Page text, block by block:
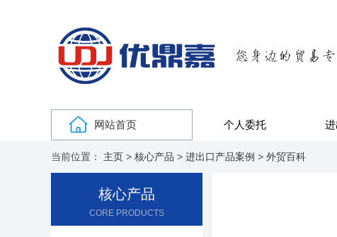
网站首页 个人委托
当前位置： 主页 > 核心产品 > 进出口产品案例 > 外贸百科
核心产品
CORE PRODUCTS